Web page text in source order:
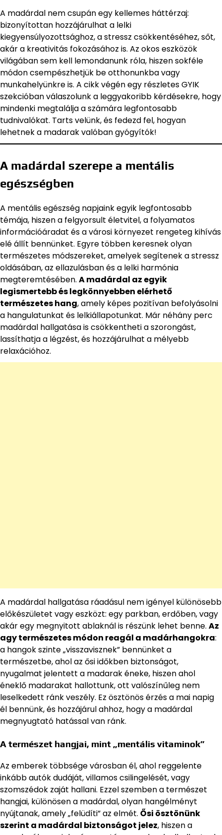
A madárdal nem csupán egy kellemes háttérzaj:
bizonyítottan hozzájárulhat a lelki
kiegyensúlyozottsághoz, a stressz csökkentéséhez, sőt,
akár a kreativitás fokozásához is. Az okos eszközök
világában sem kell lemondanunk róla, hiszen sokféle
módon csempészhetjük be otthonunkba vagy
munkahelyünkre is. A cikk végén egy részletes GYIK
szekcióban válaszolunk a leggyakoribb kérdésekre, hogy
mindenki megtalálja a számára legfontosabb
tudnivalókat. Tarts velünk, és fedezd fel, hogyan
lehetnek a madarak valóban gyógyítók!
A madárdal szerepe a mentális
egészségben
A mentális egészség napjaink egyik legfontosabb
témája, hiszen a felgyorsult életvitel, a folyamatos
információáradat és a városi környezet rengeteg kihívás
elé állít bennünket. Egyre többen keresnek olyan
természetes módszereket, amelyek segítenek a stressz
oldásában, az ellazulásban és a lelki harmónia
megteremtésében. A madárdal az egyik
legismertebb és legkönnyebben elérhető
természetes hang, amely képes pozitívan befolyásolni
a hangulatunkat és lelkiállapotunkat. Már néhány perc
madárdal hallgatása is csökkentheti a szorongást,
lassíthatja a légzést, és hozzájárulhat a mélyebb
relaxációhoz.
A madárdal hallgatása ráadásul nem igényel különösebb
előkészületet vagy eszközt: egy parkban, erdőben, vagy
akár egy megnyitott ablaknál is részünk lehet benne. Az
agy természetes módon reagál a madárhangokra:
a hangok szinte „visszavisznek” bennünket a
természetbe, ahol az ősi időkben biztonságot,
nyugalmat jelentett a madarak éneke, hiszen ahol
éneklő madarakat hallottunk, ott valószínűleg nem
leselkedett ránk veszély. Ez ösztönös érzés a mai napig
él bennünk, és hozzájárul ahhoz, hogy a madárdal
megnyugtató hatással van ránk.
A természet hangjai, mint „mentális vitaminok”
Az emberek többsége városban él, ahol reggelente
inkább autók dudáját, villamos csilingelését, vagy
szomszédok zaját hallani. Ezzel szemben a természet
hangjai, különösen a madárdal, olyan hangélményt
nyújtanak, amely „felüdíti” az elmét. Ősi ösztönünk
szerint a madárdal biztonságot jelez, hiszen a